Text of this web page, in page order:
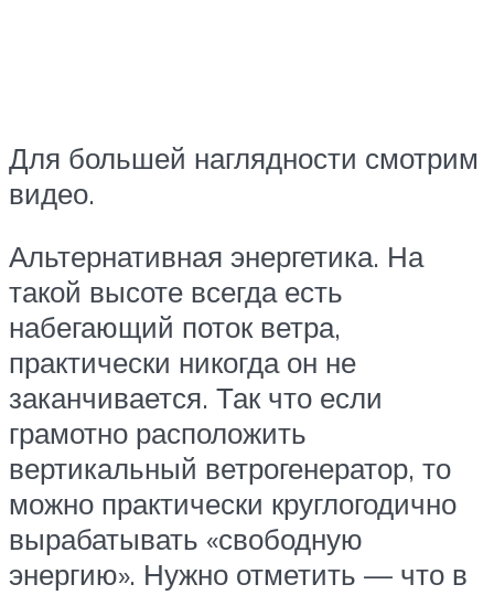
Для большей наглядности смотрим
видео.
Альтернативная энергетика. На
такой высоте всегда есть
набегающий поток ветра,
практически никогда он не
заканчивается. Так что если
грамотно расположить
вертикальный ветрогенератор, то
можно практически круглогодично
вырабатывать «свободную
энергию». Нужно отметить — что в